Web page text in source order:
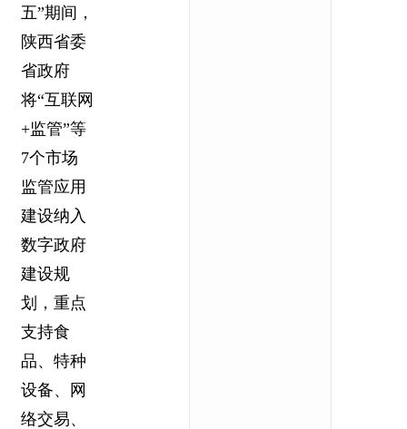
五”期间，
陕西省委
省政府
将“互联网
+监管”等
7个市场
监管应用
建设纳入
数字政府
建设规
划，重点
支持食
品、特种
设备、网
络交易、